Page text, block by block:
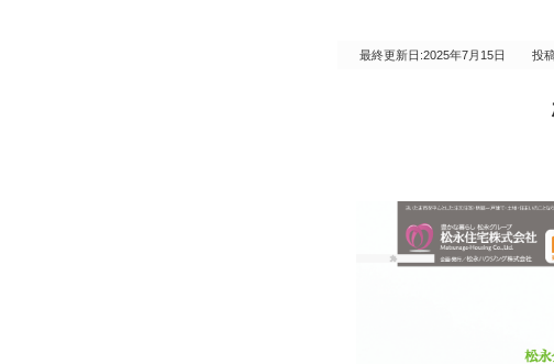
最終更新日:2025年7月15日 投